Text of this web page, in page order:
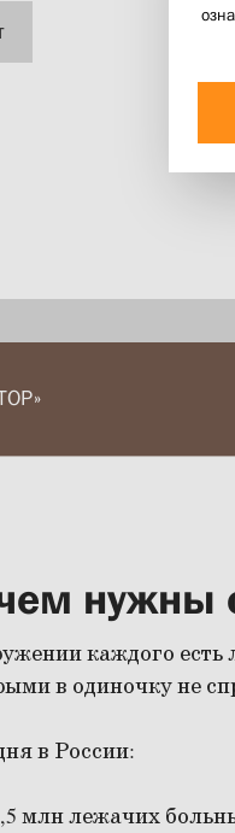
нужны
каждого
в одиночку не
в России:
млн лежачих